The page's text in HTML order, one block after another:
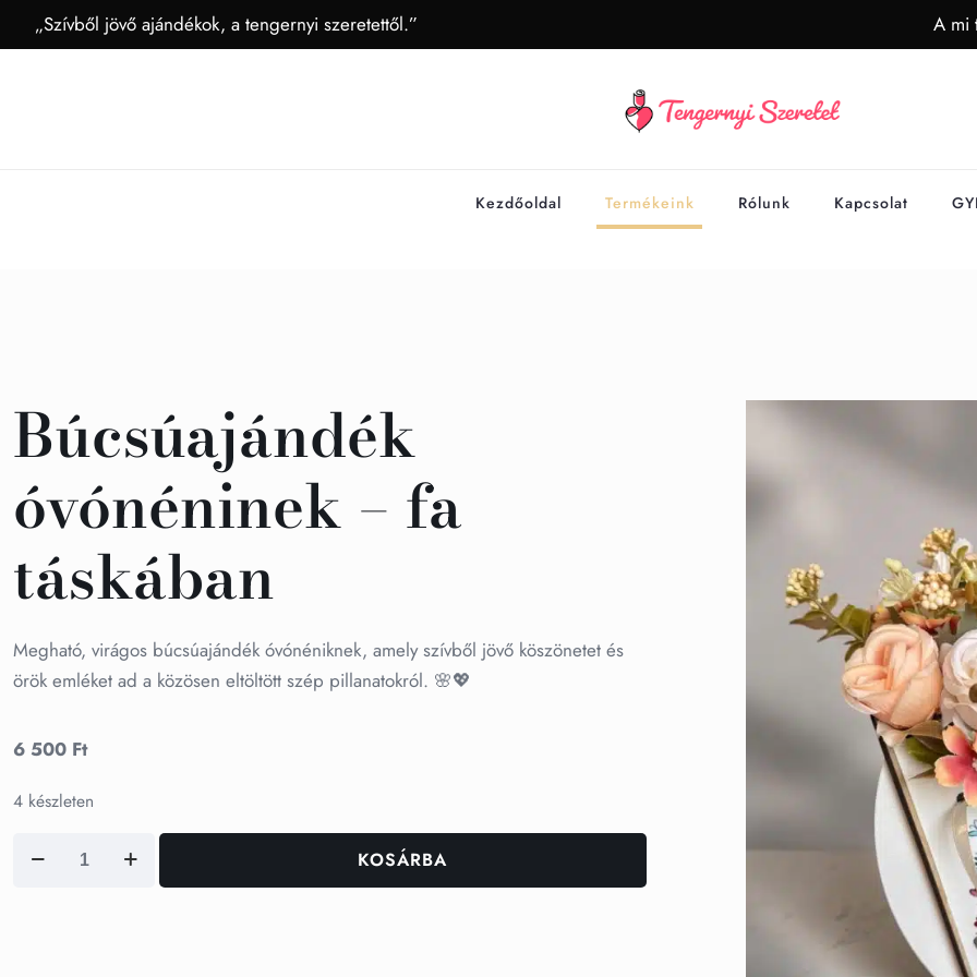
„Szívből jövő ajándékok, a tengernyi szeretettől.” A mi
Kezdőoldal Termékeink Rólunk Kapcsolat
Búcsúajándék
óvónéninek – fa
táskában
Megható, virágos búcsúajándék óvónéniknek, amely szívből jövő köszönetet és
örök emléket ad a közösen eltöltött szép pillanatokról. 🌸💖
6 500 Ft
4 készleten
Búcsúajándék
KOSÁRBA